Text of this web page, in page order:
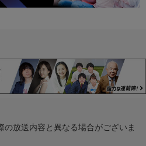
の放送内容と異なる場合がございま